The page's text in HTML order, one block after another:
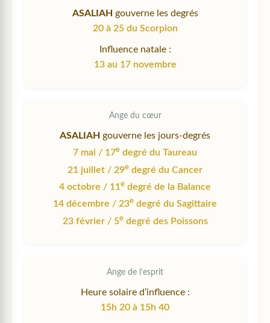
ASALIAH gouverne les degrés
20 à 25 du Scorpion
Influence natale :
13 au 17 novembre
Ange du cœur
ASALIAH gouverne les jours-degrés
7 mai / 17e degré du Taureau
21 juillet / 29e degré du Cancer
4 octobre / 11e degré de la Balance
14 décembre / 23e degré du Sagittaire
23 février / 5edegré des Poissons
Ange de l’esprit
Heure solaire d’influence :
15h 20 à 15h 40